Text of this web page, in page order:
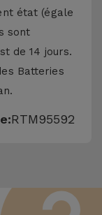
état (égale
sont
de 14 jours.
Batteries
RTM95592